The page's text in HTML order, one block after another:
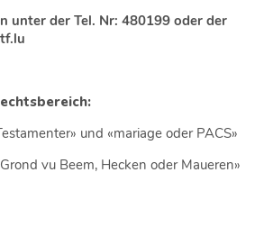
unter der Tel. Nr: 480199 oder der
und «mariage oder PACS»
vu Beem, Hecken oder Maueren»